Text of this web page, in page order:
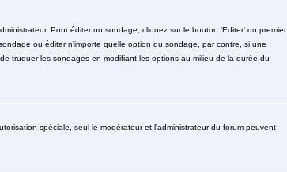
Pour éditer un sondage, cliquez sur le bouton 'Editer' du premier
ou éditer n'importe quelle option du sondage, par contre, si une
truquer les sondages en modifiant les options au milieu de la durée du
spéciale, seul le modérateur et l'administrateur du forum peuvent